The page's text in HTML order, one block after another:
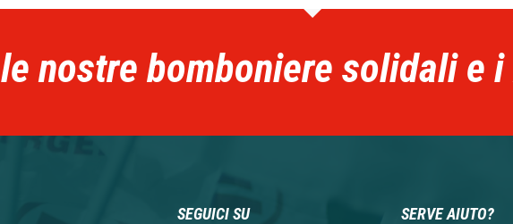
nostre bomboniere solidali e
SEGUICI SU SERVE AIUTO?